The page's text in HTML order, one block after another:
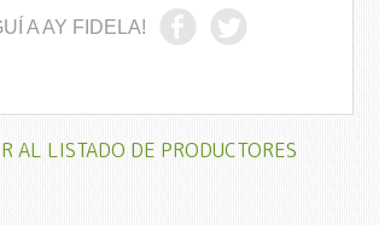
A AY FIDELA!
AL LISTADO DE PRODUCTORES